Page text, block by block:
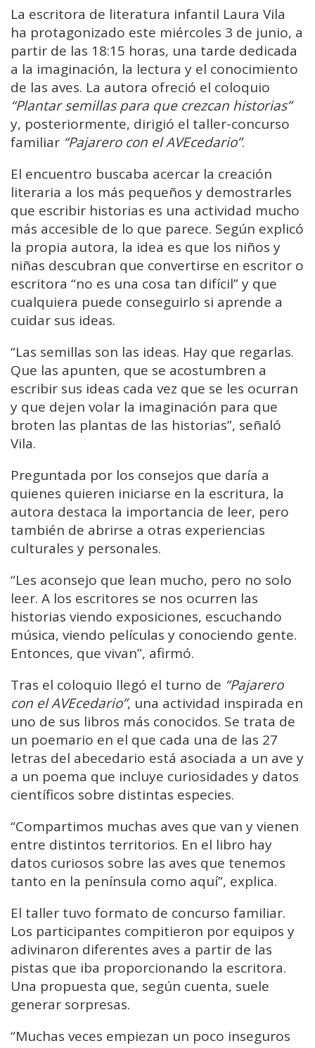
La escritora de literatura infantil Laura Vila
ha protagonizado este miércoles 3 de junio, a
partir de las 18:15 horas, una tarde dedicada
a la imaginación, la lectura y el conocimiento
de las aves. La autora ofreció el coloquio
“Plantar semillas para que crezcan historias”
y, posteriormente, dirigió el taller-concurso
familiar “Pajarero con el AVEcedario”.
El encuentro buscaba acercar la creación
literaria a los más pequeños y demostrarles
que escribir historias es una actividad mucho
más accesible de lo que parece. Según explicó
la propia autora, la idea es que los niños y
niñas descubran que convertirse en escritor o
escritora “no es una cosa tan difícil” y que
cualquiera puede conseguirlo si aprende a
cuidar sus ideas.
“Las semillas son las ideas. Hay que regarlas.
Que las apunten, que se acostumbren a
escribir sus ideas cada vez que se les ocurran
y que dejen volar la imaginación para que
broten las plantas de las historias”, señaló
Vila.
Preguntada por los consejos que daría a
quienes quieren iniciarse en la escritura, la
autora destaca la importancia de leer, pero
también de abrirse a otras experiencias
culturales y personales.
“Les aconsejo que lean mucho, pero no solo
leer. A los escritores se nos ocurren las
historias viendo exposiciones, escuchando
música, viendo películas y conociendo gente.
Entonces, que vivan”, afirmó.
Tras el coloquio llegó el turno de “Pajarero
con el AVEcedario”, una actividad inspirada en
uno de sus libros más conocidos. Se trata de
un poemario en el que cada una de las 27
letras del abecedario está asociada a un ave y
a un poema que incluye curiosidades y datos
científicos sobre distintas especies.
“Compartimos muchas aves que van y vienen
entre distintos territorios. En el libro hay
datos curiosos sobre las aves que tenemos
tanto en la península como aquí”, explica.
El taller tuvo formato de concurso familiar.
Los participantes compitieron por equipos y
adivinaron diferentes aves a partir de las
pistas que iba proporcionando la escritora.
Una propuesta que, según cuenta, suele
generar sorpresas.
“Muchas veces empiezan un poco inseguros